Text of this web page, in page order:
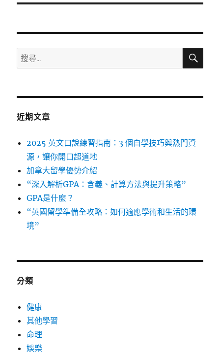
文
搜
尋
鍵
搜
近期文章
2025 英文口說練習指南：3 個自學技巧與熱門資
源，讓你開口超道地
加拿大留學優勢介紹
“深入解析GPA：含義、計算方法與提升策略”
GPA是什麼？
“英國留學準備全攻略：如何適應學術和生活的環
境”
分類
健康
其他學習
命理
娛樂